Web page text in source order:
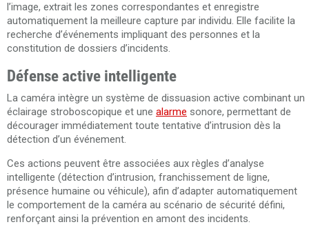
l’image, extrait les zones correspondantes et enregistre
automatiquement la meilleure capture par individu. Elle facilite la
recherche d’événements impliquant des personnes et la
constitution de dossiers d’incidents.
Défense active intelligente
La caméra intègre un système de dissuasion active combinant un
éclairage stroboscopique et une alarme sonore, permettant de
décourager immédiatement toute tentative d’intrusion dès la
détection d’un événement.
Ces actions peuvent être associées aux règles d’analyse
intelligente (détection d’intrusion, franchissement de ligne,
présence humaine ou véhicule), afin d’adapter automatiquement
le comportement de la caméra au scénario de sécurité défini,
renforçant ainsi la prévention en amont des incidents.